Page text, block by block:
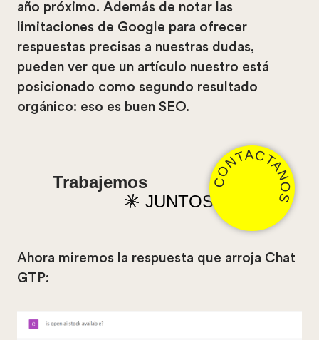
año próximo. Además de notar las
limitaciones de Google para ofrecer
respuestas precisas a nuestras dudas,
pueden ver que un artículo nuestro está
posicionado como segundo resultado
orgánico: eso es buen SEO.
Trabajemos
JUNTOSCONTACTANOS
Ahora miremos la respuesta que arroja Chat
GTP: